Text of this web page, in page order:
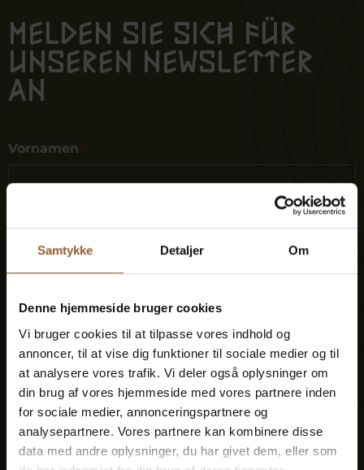
Samtykke Detaljer Om
Denne hjemmeside bruger cookies
Vi bruger cookies til at tilpasse vores indhold og
annoncer, til at vise dig funktioner til sociale medier og til
at analysere vores trafik. Vi deler også oplysninger om
din brug af vores hjemmeside med vores partnere inden
for sociale medier, annonceringspartnere og
analysepartnere. Vores partnere kan kombinere disse
data med andre oplysninger, du har givet dem, eller som
Melden Sie sich für
unseren Newsletter
an
Vornamen *
Nachname *
E-Mail *